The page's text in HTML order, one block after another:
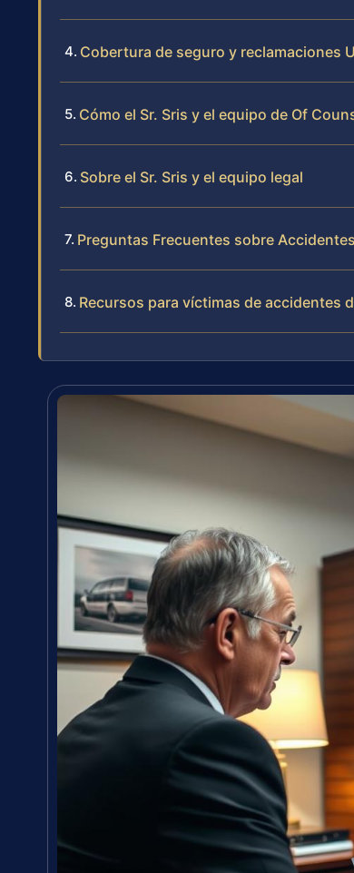
Cobertura de seguro y reclamaciones
Cómo el Sr. Sris y el equipo de Of
Sobre el Sr. Sris y el equipo legal
Preguntas Frecuentes sobre
Recursos para víctimas de accidentes